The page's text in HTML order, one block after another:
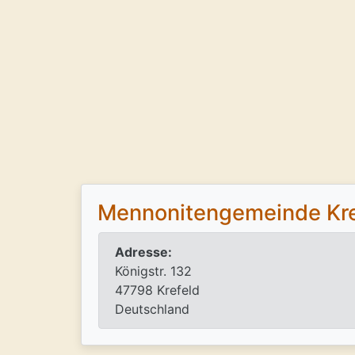
Mennonitengemeinde
Adresse:
Königstr. 132
47798 Krefeld
Deutschland